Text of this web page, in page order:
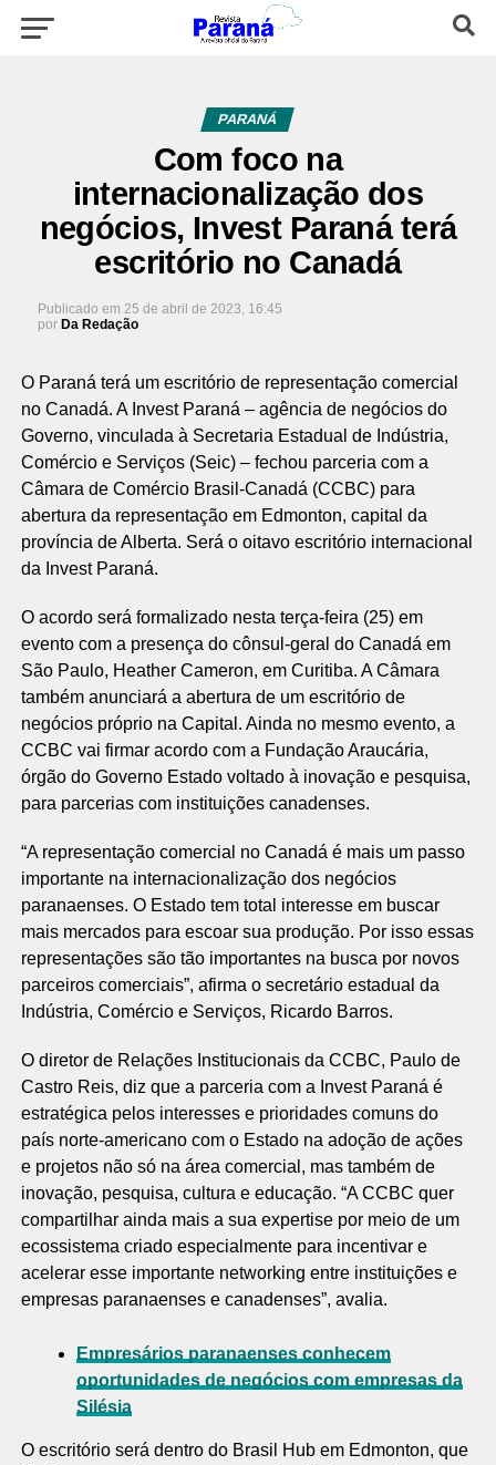
PARANÁ
Com foco na
internacionalização dos
negócios, Invest Paraná terá
escritório no Canadá
Publicado em 25 de abril de 2023, 16:45
por Da Redação
O Paraná terá um escritório de representação comercial
no Canadá. A Invest Paraná – agência de negócios do
Governo, vinculada à Secretaria Estadual de Indústria,
Comércio e Serviços (Seic) – fechou parceria com a
Câmara de Comércio Brasil-Canadá (CCBC) para
abertura da representação em Edmonton, capital da
província de Alberta. Será o oitavo escritório internacional
da Invest Paraná.
O acordo será formalizado nesta terça-feira (25) em
evento com a presença do cônsul-geral do Canadá em
São Paulo, Heather Cameron, em Curitiba. A Câmara
também anunciará a abertura de um escritório de
negócios próprio na Capital. Ainda no mesmo evento, a
CCBC vai firmar acordo com a Fundação Araucária,
órgão do Governo Estado voltado à inovação e pesquisa,
para parcerias com instituições canadenses.
“A representação comercial no Canadá é mais um passo
importante na internacionalização dos negócios
paranaenses. O Estado tem total interesse em buscar
mais mercados para escoar sua produção. Por isso essas
representações são tão importantes na busca por novos
parceiros comerciais”, afirma o secretário estadual da
Indústria, Comércio e Serviços, Ricardo Barros.
O diretor de Relações Institucionais da CCBC, Paulo de
Castro Reis, diz que a parceria com a Invest Paraná é
estratégica pelos interesses e prioridades comuns do
país norte-americano com o Estado na adoção de ações
e projetos não só na área comercial, mas também de
inovação, pesquisa, cultura e educação. “A CCBC quer
compartilhar ainda mais a sua expertise por meio de um
ecossistema criado especialmente para incentivar e
acelerar esse importante networking entre instituições e
empresas paranaenses e canadenses”, avalia.
Empresários paranaenses conhecem
oportunidades de negócios com empresas da
Silésia
O escritório será dentro do Brasil Hub em Edmonton, que